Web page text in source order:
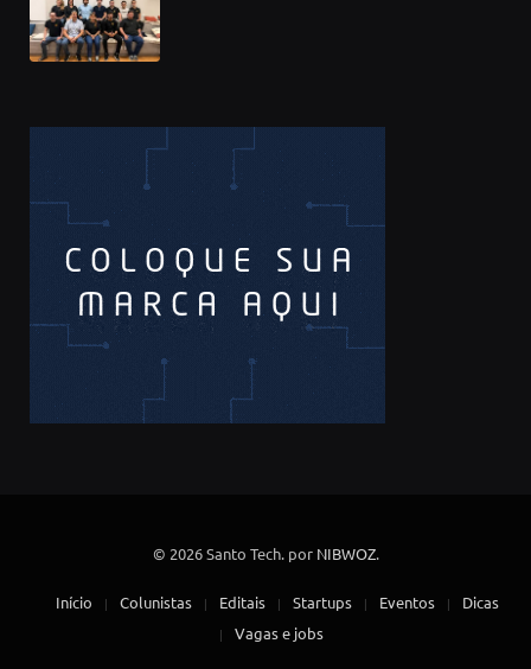
© 2026 Santo Tech. por NIBWOZ.
Início Colunistas Editais Startups Eventos
Dicas
Vagas e jobs